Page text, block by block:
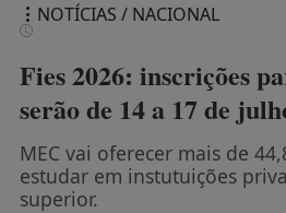
NOTÍCIAS / NACIONAL
Fies 2026: inscrições
serão de 14 a 17 de
MEC vai oferecer mais de
estudar em instutuições
superior.